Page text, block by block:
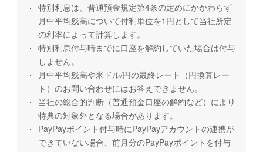
特別利息は、普通預金規定第4条の定めにかかわらず
月中平均残高について付利単位を1円として当社所定
の利率によって計算します。
特別利息付与時までに口座を解約していた場合は付与
しません。
月中平均残高や米ドル/円の最終レート（円換算レー
ト）のお問い合わせにはお答えできません。
当社の総合的判断（普通預金口座の解約など）により
特典の対象外となる場合があります。
PayPayポイント付与時にPayPayアカウントの連携が
できていない場合、前月分のPayPayポイントを付与